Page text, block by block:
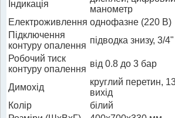
Індикація
манометр
Електроживлення однофазне (220 В)
Підключення
контуру опалення
підводка знизу, 3/4"
Робочий тиск
контуру опалення
від 0.8 до 3 бар
Димохід
круглий перетин,
вихід
Колір
білий